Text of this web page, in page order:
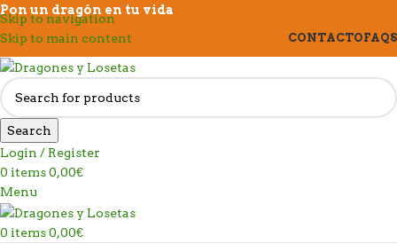
Skip to navigation
Skip to main content
Pon un dragón en tu vida
CONTACTOFAQS
Search
Login / Register
0 items0,00€
Menu
0 items0,00€